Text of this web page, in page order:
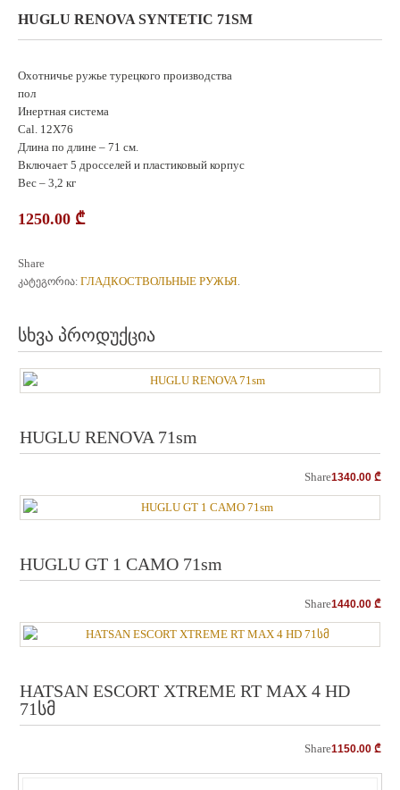
HUGLU RENOVA SYNTETIC 71SM
Охотничье ружье турецкого производства
пол
Инертная система
Cal. 12X76
Длина по длине – 71 см.
Включает 5 дросселей и пластиковый корпус
Вес – 3,2 кг
1250.00 ₾
Share
კატეგორია: ГЛАДКОСТВОЛЬНЫЕ РУЖЬЯ.
სხვა პროდუქცია
HUGLU RENOVA 71sm
1340.00 ₾
Share
HUGLU GT 1 CAMO 71sm
1440.00 ₾
Share
HATSAN ESCORT XTREME RT MAX 4 HD
71სმ
1150.00 ₾
Share